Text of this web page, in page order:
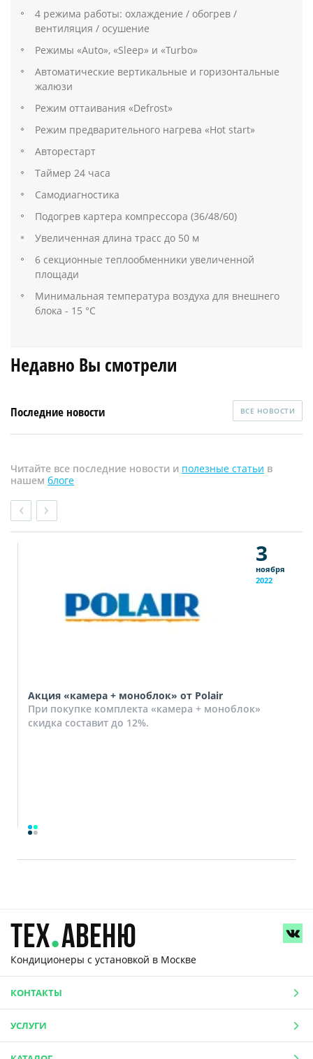
4 режима работы: охлаждение / обогрев /
вентиляция / осушение
Режимы «Auto», «Sleep» и «Turbo»
Автоматические вертикальные и горизонтальные
жалюзи
Режим оттаивания «Defrost»
Режим предварительного нагрева «Hot start»
Авторестарт
Таймер 24 часа
Самодиагностика
Подогрев картера компрессора (36/48/60)
Увеличенная длина трасс до 50 м
6 секционные теплообменники увеличенной
площади
Минимальная температура воздуха для внешнего
блока - 15 °С
Недавно Вы смотрели
Последние новости ВСЕ НОВОСТИ
Читайте все последние новости и полезные статьи в
нашем блоге
3
ноября
2022
Акция «камера + моноблок» от Polair
При покупке комплекта «камера + моноблок»
скидка составит до 12%.
Кондиционеры с установкой в Москве
КОНТАКТЫ
УСЛУГИ